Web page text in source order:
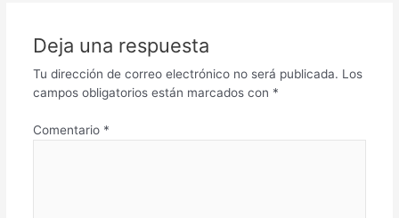
Deja una respuesta
Tu dirección de correo electrónico no será publicada. Los
campos obligatorios están marcados con *
Comentario *